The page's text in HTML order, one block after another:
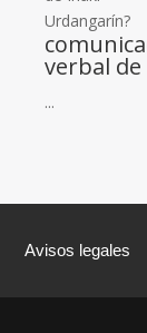
verbal
...
Avisos legales